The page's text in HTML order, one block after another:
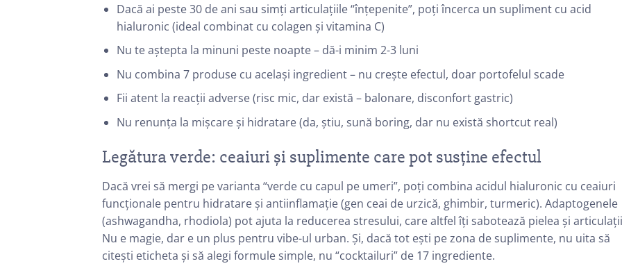
Dacă ai peste 30 de ani sau simți articulațiile “înțepenite”, poți încerca un supliment cu acid
hialuronic (ideal combinat cu colagen și vitamina C)
Nu te aștepta la minuni peste noapte – dă-i minim 2-3 luni
Nu combina 7 produse cu același ingredient – nu crește efectul, doar portofelul scade
Fii atent la reacții adverse (risc mic, dar există – balonare, disconfort gastric)
Nu renunța la mișcare și hidratare (da, știu, sună boring, dar nu există shortcut real)
Legătura verde: ceaiuri și suplimente care pot susține efectul
Dacă vrei să mergi pe varianta “verde cu capul pe umeri”, poți combina acidul hialuronic cu ceaiuri
funcționale pentru hidratare și antiinflamație (gen ceai de urzică, ghimbir, turmeric). Adaptogenele
(ashwagandha, rhodiola) pot ajuta la reducerea stresului, care altfel îți sabotează pielea și
Nu e magie, dar e un plus pentru vibe-ul urban. Și, dacă tot ești pe zona de suplimente, nu uita să
citești eticheta și să alegi formule simple, nu “cocktailuri” de 17 ingrediente.